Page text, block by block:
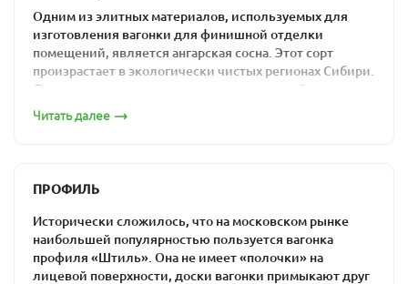
Одним из элитных материалов, используемых для
изготовления вагонки для финишной отделки
помещений, является ангарская сосна. Этот сорт
произрастает в экологически чистых регионах Сибири.
Древесина имеет высокую плотность, устойчива к
воздействию отрицательных атмосферных факторов,
имеет великолепные механические свойства. Это
Если вы хотите купить в Москве вагонку из ангарской
«ПримаЛес». Мы поможем вам подобрать материал,
который будет полностью соответствовать вашим
запросам и качественно выполнять возложенные на
Читать далее
ПРОФИЛЬ
Исторически сложилось, что на московском рынке
наибольшей популярностью пользуется вагонка
профиля «Штиль». Она не имеет «полочки» на
лицевой поверхности, доски вагонки примыкают друг